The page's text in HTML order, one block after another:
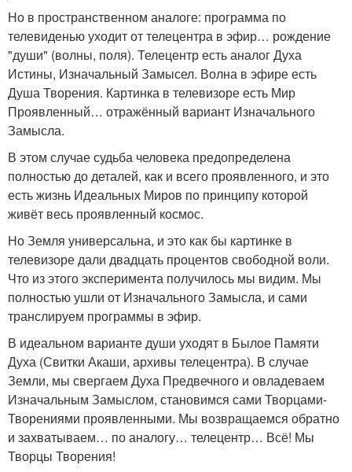
Но в пространственном аналоге: программа по
телевиденью уходит от телецентра в эфир… рождение
"души" (волны, поля). Телецентр есть аналог Духа
Истины, Изначальный Замысел. Волна в эфире есть
Душа Творения. Картинка в телевизоре есть Мир
Проявленный… отражённый вариант Изначального
Замысла.
В этом случае судьба человека предопределена
полностью до деталей, как и всего проявленного, и это
есть жизнь Идеальных Миров по принципу которой
живёт весь проявленный космос.
Но Земля универсальна, и это как бы картинке в
телевизоре дали двадцать процентов свободной воли.
Что из этого эксперимента получилось мы видим. Мы
полностью ушли от Изначального Замысла, и сами
транслируем программы в эфир.
В идеальном варианте души уходят в Былое Памяти
Духа (Свитки Акаши, архивы телецентра). В случае
Земли, мы свергаем Духа Предвечного и овладеваем
Изначальным Замыслом, становимся сами Творцами-
Творениями проявленными. Мы возвращаемся обратно
и захватываем… по аналогу… телецентр… Всё! Мы
Творцы Творения!